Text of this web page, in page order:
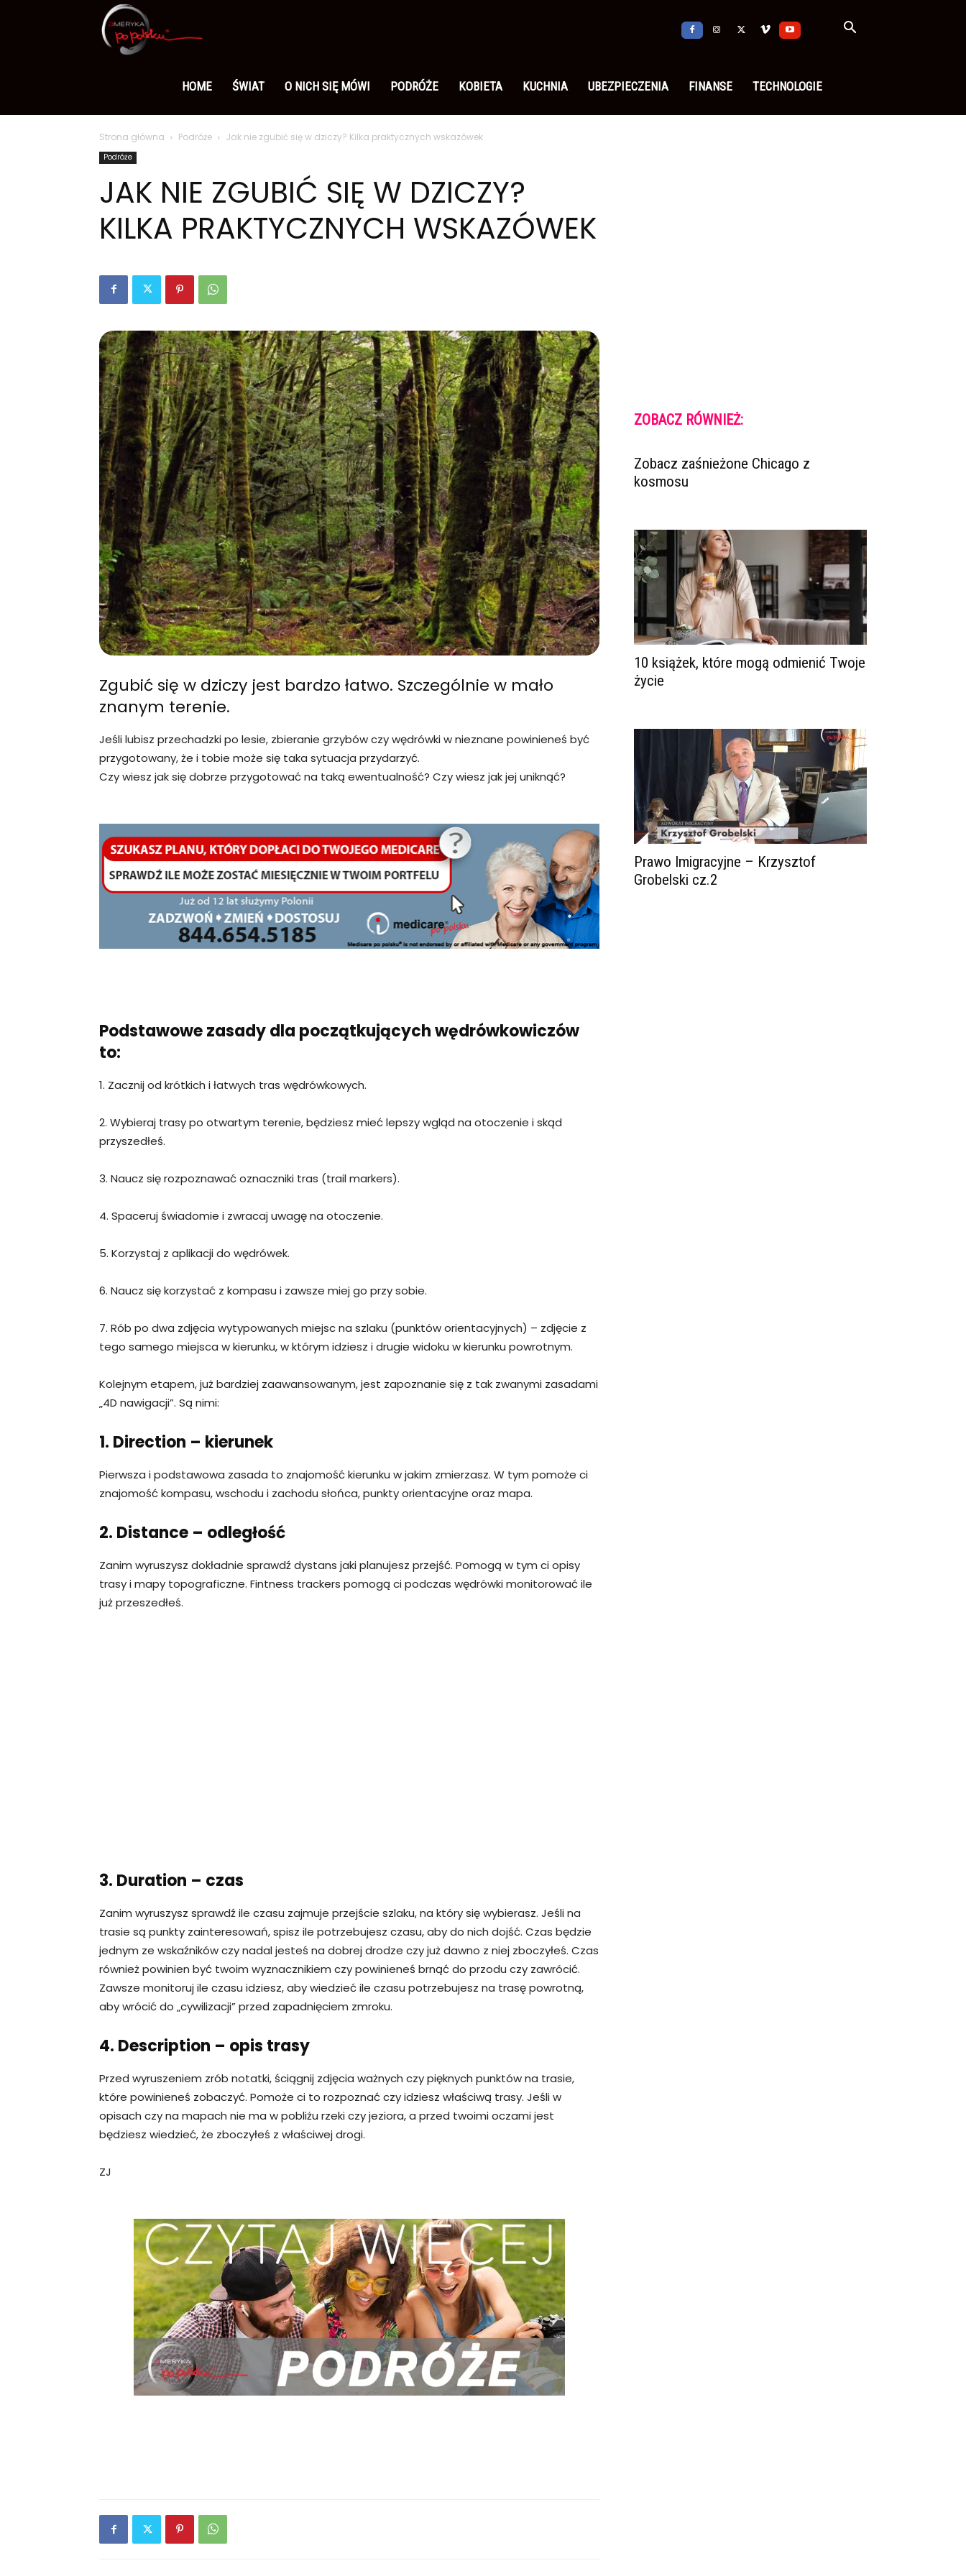
po
polsku
HOME ŚWIAT O NICH SIĘ MÓWI PODRÓŻE KOBIETA KUCHNIA UBEZPIECZENIA FINANSE TECHNOLOGIE
Strona główna Podróże Jak nie zgubić się w dziczy? Kilka praktycznych wskazówek
Podróże
JAK NIE ZGUBIĆ SIĘ W DZICZY?
KILKA PRAKTYCZNYCH WSKAZÓWEK
Zgubić się w dziczy jest bardzo łatwo. Szczególnie w mało
znanym terenie.
Jeśli lubisz przechadzki po lesie, zbieranie grzybów czy wędrówki w nieznane powinieneś być
przygotowany, że i tobie może się taka sytuacja przydarzyć.
Czy wiesz jak się dobrze przygotować na taką ewentualność? Czy wiesz jak jej uniknąć?
Podstawowe zasady dla początkujących wędrówkowiczów
to:
1. Zacznij od krótkich i łatwych tras wędrówkowych.
2. Wybieraj trasy po otwartym terenie, będziesz mieć lepszy wgląd na otoczenie i skąd
przyszedłeś.
3. Naucz się rozpoznawać oznaczniki tras (trail markers).
4. Spaceruj świadomie i zwracaj uwagę na otoczenie.
5. Korzystaj z aplikacji do wędrówek.
6. Naucz się korzystać z kompasu i zawsze miej go przy sobie.
7. Rób po dwa zdjęcia wytypowanych miejsc na szlaku (punktów orientacyjnych) – zdjęcie z
tego samego miejsca w kierunku, w którym idziesz i drugie widoku w kierunku powrotnym.
Kolejnym etapem, już bardziej zaawansowanym, jest zapoznanie się z tak zwanymi zasadami
„4D nawigacji”. Są nimi:
1. Direction – kierunek
Pierwsza i podstawowa zasada to znajomość kierunku w jakim zmierzasz. W tym pomoże ci
znajomość kompasu, wschodu i zachodu słońca, punkty orientacyjne oraz mapa.
2. Distance – odległość
Zanim wyruszysz dokładnie sprawdź dystans jaki planujesz przejść. Pomogą w tym ci opisy
trasy i mapy topograficzne. Fintness trackers pomogą ci podczas wędrówki monitorować ile
już przeszedłeś.
3. Duration – czas
Zanim wyruszysz sprawdź ile czasu zajmuje przejście szlaku, na który się wybierasz. Jeśli na
trasie są punkty zainteresowań, spisz ile potrzebujesz czasu, aby do nich dojść. Czas będzie
jednym ze wskaźników czy nadal jesteś na dobrej drodze czy już dawno z niej zboczyłeś. Czas
również powinien być twoim wyznacznikiem czy powinieneś brnąć do przodu czy zawrócić.
Zawsze monitoruj ile czasu idziesz, aby wiedzieć ile czasu potrzebujesz na trasę powrotną,
aby wrócić do „cywilizacji” przed zapadnięciem zmroku.
4. Description – opis trasy
Przed wyruszeniem zrób notatki, ściągnij zdjęcia ważnych czy pięknych punktów na trasie,
które powinieneś zobaczyć. Pomoże ci to rozpoznać czy idziesz właściwą trasy. Jeśli w
opisach czy na mapach nie ma w pobliżu rzeki czy jeziora, a przed twoimi oczami jest
będziesz wiedzieć, że zboczyłeś z właściwej drogi.
ZJ
ZOBACZ RÓWNIEŻ:
Zobacz zaśnieżone Chicago z
kosmosu
10 książek, które mogą odmienić Twoje
życie
Prawo Imigracyjne – Krzysztof
Grobelski cz.2